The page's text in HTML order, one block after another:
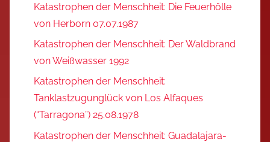
Katastrophen der Menschheit: Die Feuerhölle
von Herborn 07.07.1987
Katastrophen der Menschheit: Der Waldbrand
von Weißwasser 1992
Katastrophen der Menschheit:
Tanklastzugunglück von Los Alfaques
(“Tarragona”) 25.08.1978
Katastrophen der Menschheit: Guadalajara-